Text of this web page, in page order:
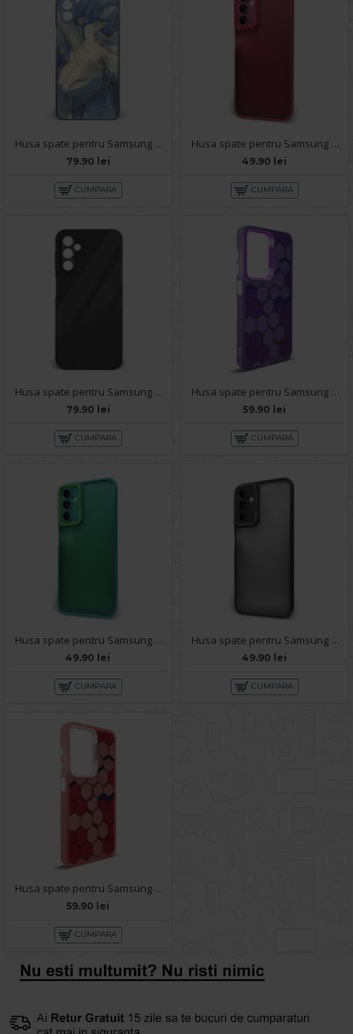
Husa spate pentru Samsung Galaxy A14- Deli Case Albastru
79.90 lei
CUMPARA
Husa spate pentru Samsung Galaxy A14- Catwalk Case Visiniu
49.90 lei
CUMPARA
Husa spate pentru Samsung Galaxy A14- Lito Case Negru
79.90 lei
CUMPARA
Husa spate pentru Samsung Galaxy A14- Bozo case Mov
59.90 lei
CUMPARA
Husa spate pentru Samsung Galaxy A14- Catwalk Case Verde
49.90 lei
CUMPARA
Husa spate pentru Samsung Galaxy A14- Catwalk Case Negru
49.90 lei
CUMPARA
Husa spate pentru Samsung Galaxy A14- Bozo case Rosu
59.90 lei
CUMPARA